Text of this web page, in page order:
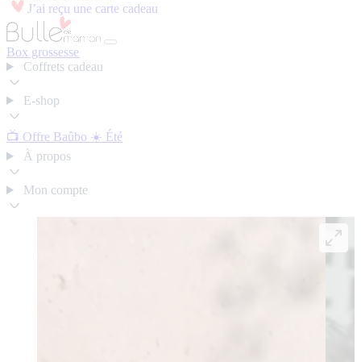
J’ai reçu une carte cadeau
Box grossesse
Coffrets cadeau
E-shop
📺 Offre Baûbo ☀️ Été
À propos
Mon compte